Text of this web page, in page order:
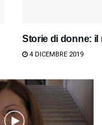
Storie di donne: il
4 DICEMBRE 2019